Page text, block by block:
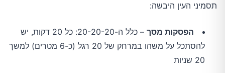
תסמיני העין היבשה:
הפסקות מסך
– כלל ה-20-20-20: כל 20 דקות, יש
להסתכל על משהו במרחק של 20 רגל (כ-6 מטרים) למשך
20 שניות